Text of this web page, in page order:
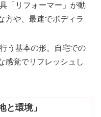
具「リフォーマー」が動
方や、最速でボディラ
行う基本の形。自宅での
感覚でリフレッシュし
環境」